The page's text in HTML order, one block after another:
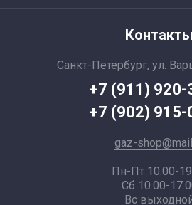
Контакты
Санкт-Петербург, ул.
+7 (911) 920-
+7 (902) 915-
gaz-
Пн-Пт 10.00-
Сб 10.00-
Вс